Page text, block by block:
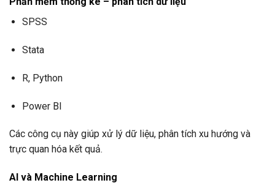
SPSS
Stata
R, Python
Power BI
Các công cụ này giúp xử lý dữ liệu, phân tích xu hướng và
trực quan hóa kết quả.
AI và Machine Learning